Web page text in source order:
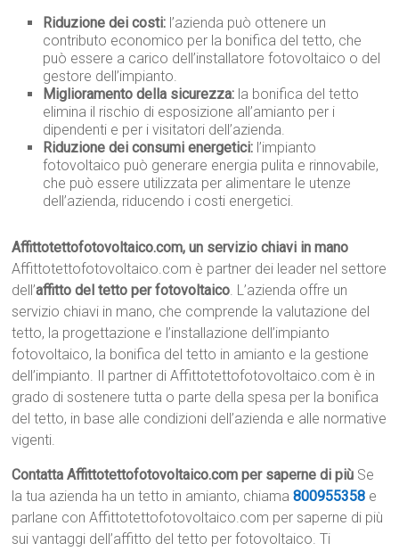
Riduzione dei costi: l’azienda può ottenere un
contributo economico per la bonifica del tetto, che
può essere a carico dell’installatore fotovoltaico o del
gestore dell’impianto.
Miglioramento della sicurezza: la bonifica del tetto
elimina il rischio di esposizione all’amianto per i
dipendenti e per i visitatori dell’azienda.
Riduzione dei consumi energetici: l’impianto
fotovoltaico può generare energia pulita e rinnovabile,
che può essere utilizzata per alimentare le utenze
dell’azienda, riducendo i costi energetici.
Affittotettofotovoltaico.com, un servizio chiavi in mano
Affittotettofotovoltaico.com è partner dei leader nel settore
dell’affitto del tetto per fotovoltaico. L’azienda offre un
servizio chiavi in mano, che comprende la valutazione del
tetto, la progettazione e l’installazione dell’impianto
fotovoltaico, la bonifica del tetto in amianto e la gestione
dell’impianto. Il partner di Affittotettofotovoltaico.com è in
grado di sostenere tutta o parte della spesa per la bonifica
del tetto, in base alle condizioni dell’azienda e alle normative
vigenti.
Contatta Affittotettofotovoltaico.com per saperne di più Se
la tua azienda ha un tetto in amianto, chiama800955358 e
parlane con Affittotettofotovoltaico.com per saperne di più
sui vantaggi dell’affitto del tetto per fotovoltaico. Ti